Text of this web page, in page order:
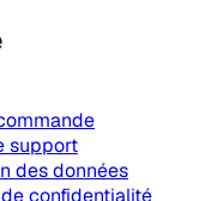
support
des données
confidentialité